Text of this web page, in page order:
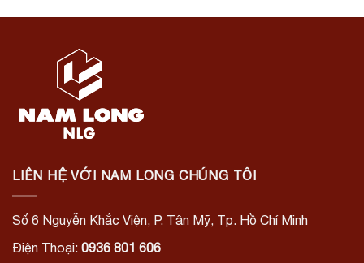
LIÊN HỆ VỚI NAM LONG CHÚNG TÔI
Số 6 Nguyễn Khắc Viện, P. Tân Mỹ, Tp. Hồ Chí Minh
Điện Thoại: 0936 801 606